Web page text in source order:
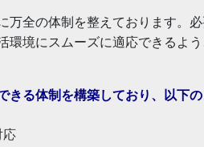
万全の体制を整えております。
環境にスムーズに適応できるよう
きる体制を構築しており、 以下
応